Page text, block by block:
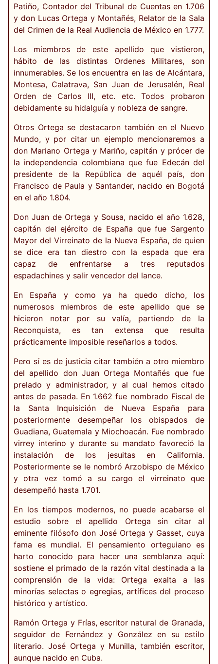
Patiño, Contador del Tribunal de Cuentas en 1.706
y don Lucas Ortega y Montañés, Relator de la Sala
del Crimen de la Real Audiencia de México en 1.777.
Los miembros de este apellido que vistieron,
hábito de las distintas Ordenes Militares, son
innumerables. Se los encuentra en las de Alcántara,
Montesa, Calatrava, San Juan de Jerusalén, Real
Orden de Carlos III, etc. etc. Todos probaron
debidamente su hidalguía y nobleza de sangre.
Otros Ortega se destacaron también en el Nuevo
Mundo, y por citar un ejemplo mencionaremos a
don Mariano Ortega y Mariño, capitán y prócer de
la independencia colombiana que fue Edecán del
presidente de la República de aquél país, don
Francisco de Paula y Santander, nacido en Bogotá
en el año 1.804.
Don Juan de Ortega y Sousa, nacido el año 1.628,
capitán del ejército de España que fue Sargento
Mayor del Virreinato de la Nueva España, de quien
se dice era tan diestro con la espada que era
capaz de enfrentarse a tres reputados
espadachines y salir vencedor del lance.
En España y como ya ha quedo dicho, los
numerosos miembros de este apellido que se
hicieron notar por su valía, partiendo de la
Reconquista, es tan extensa que resulta
prácticamente imposible reseñarlos a todos.
Pero sí es de justicia citar también a otro miembro
del apellido don Juan Ortega Montañés que fue
prelado y administrador, y al cual hemos citado
antes de pasada. En 1.662 fue nombrado Fiscal de
la Santa Inquisición de Nueva España para
posteriormente desempeñar los obispados de
Guadiana, Guatemala y Miochoacán. Fue nombrado
virrey interino y durante su mandato favoreció la
instalación de los jesuitas en California.
Posteriormente se le nombró Arzobispo de México
y otra vez tomó a su cargo el virreinato que
desempeñó hasta 1.701.
En los tiempos modernos, no puede acabarse el
estudio sobre el apellido Ortega sin citar al
eminente filósofo don José Ortega y Gasset, cuya
fama es mundial. El pensamiento orteguiano es
harto conocido para hacer una semblanza aquí:
sostiene el primado de la razón vital destinada a la
comprensión de la vida: Ortega exalta a las
minorías selectas o egregias, artífices del proceso
histórico y artístico.
Ramón Ortega y Frías, escritor natural de Granada,
seguidor de Fernández y González en su estilo
literario. José Ortega y Munilla, también escritor,
aunque nacido en Cuba.